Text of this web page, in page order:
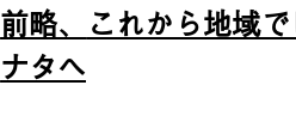
前略、 これから地域
ナタへ